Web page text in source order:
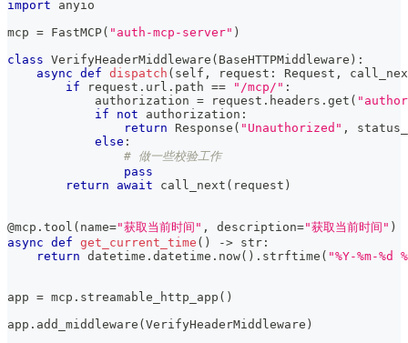
import anyio
mcp = FastMCP( "auth-mcp-server" )
class VerifyHeaderMiddleware ( BaseHTTPMiddleware ) :
async def dispatch ( self , request : Request ,
if request . url . path == "/mcp/" :
            authorization
= request . headers . get (
if
not authorization :
return Response ( "Unauthorized" ,
else :
# 做一些校验工作
pass
return
await call_next ( request )
@mcp . tool ( name="获取当前时间" , description="获取当前时间" )
async def get_current_time ( ) -> str :
return datetime . datetime . now( ) . strftime ( "%Y-%m-%d
app = mcp . streamable_http_app ( )
app . add_middleware ( VerifyHeaderMiddleware )